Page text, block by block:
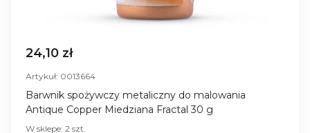
24,10 zł
Artykuł: 0013664
Barwnik spożywczy metaliczny do malowania
Antique Copper Miedziana Fractal 30 g
W sklepe: 2 szt.